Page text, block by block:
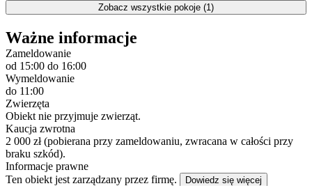
Zobacz wszystkie pokoje (1)
Ważne informacje
Zameldowanie
od 15:00 do 16:00
Wymeldowanie
do 11:00
Zwierzęta
Obiekt nie przyjmuje zwierząt.
Kaucja zwrotna
2 000 zł (pobierana przy zameldowaniu, zwracana w całości przy
braku szkód).
Informacje prawne
Ten obiekt jest zarządzany przez firmę.
Dowiedz się więcej